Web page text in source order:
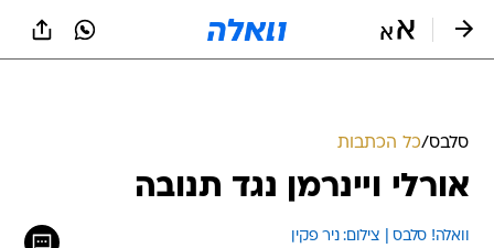
סלבס/כל הכתבות
אורלי ויינרמן נגד תנובה
וואלה! סלבס | צילום: ניר פקין